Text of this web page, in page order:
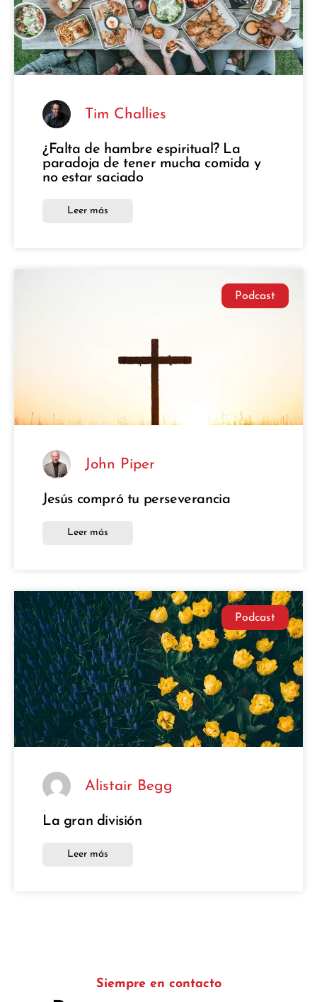
Tim Challies
¿Falta de hambre espiritual? La
paradoja de tener mucha comida y
no estar saciado
Leer más
Podcast
John Piper
Jesús compró tu perseverancia
Leer más
Podcast
Alistair Begg
La gran división
Leer más
Siempre en contacto